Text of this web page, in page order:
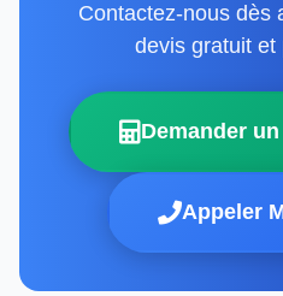
Contactez-nous dès
devis gratuit et
Demander
Appeler